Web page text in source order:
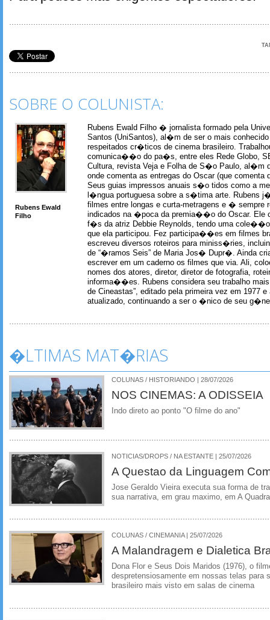
SOBRE O COLUNISTA:
Rubens Ewald
Filho
Rubens Ewald Filho � jornalista formado pela
Santos (UniSantos), al�m de ser o mais
respeitados cr�ticos de cinema brasileiro.
comunica��o do pa�s, entre eles Rede Globo,
Cultura, revista Veja e Folha de S�o Paulo, al�m
onde comenta as entregas do Oscar (que comenta
Seus guias impressos anuais s�o tidos como a
l�ngua portuguesa sobre a s�tima arte. Rubens
filmes entre longas e curta-metragens e � sempre
indicados na �poca da premia��o do Oscar. Ele
f�s da atriz Debbie Reynolds, tendo uma
que ela participou. Fez participa��es em filmes
escreveu diversos roteiros para miniss�ries,
de “�ramos Seis” de Maria Jos� Dupr�. Ainda
escrever em um caderno os filmes que via. Ali,
nomes dos atores, diretor, diretor de fotografia,
informa��es. Rubens considera seu trabalho
de Cineastas”, editado pela primeira vez em 1977 e
atualizado, continuando a ser o �nico de seu
�LTIMAS MAT�RIAS
COLUNAS / HISTORIANDO | 28/07/2026
NOS CINEMAS: A ODISSEIA
Indo direto ao ponto "O filme do ano"
NOTICIAS/DROPS / NA ESTANTE | 25/07/2026
A Questao da Linguagem
Jose Geraldo Vieira executa sua forma de
sua narrativa, em grau maximo, em A
COLUNAS / CINEMANIA | 25/07/2026
A Malandragem e Dialetica
Dona Flor e Seus Dois Maridos (1976), o
despretensiosamente em nossas telas para
brasileiro mais visto em salas de cinema